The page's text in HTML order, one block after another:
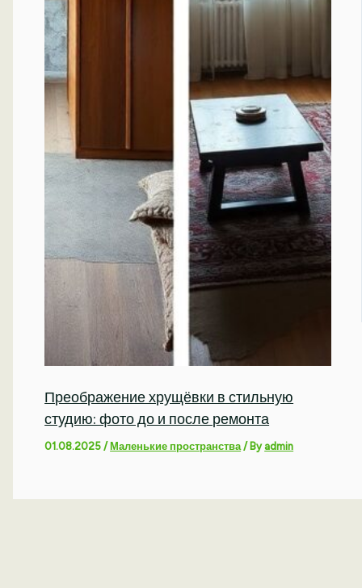
Преображение хрущёвки в стильную
студию: фото до и после ремонта
01.08.2025/ Маленькие пространства/ Byadmin